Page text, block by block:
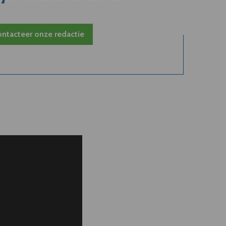
onze redactie